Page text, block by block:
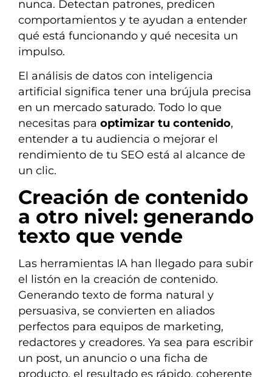
nunca. Detectan patrones, predicen
comportamientos y te ayudan a entender
qué está funcionando y qué necesita un
impulso.
El análisis de datos con inteligencia
artificial significa tener una brújula precisa
en un mercado saturado. Todo lo que
necesitas para optimizar tu contenido,
entender a tu audiencia o mejorar el
rendimiento de tu SEO está al alcance de
un clic.
Creación de contenido
a otro nivel: generando
texto que vende
Las herramientas IA han llegado para subir
el listón en la creación de contenido.
Generando texto de forma natural y
persuasiva, se convierten en aliados
perfectos para equipos de marketing,
redactores y creadores. Ya sea para escribir
un post, un anuncio o una ficha de
producto, el resultado es rápido, coherente